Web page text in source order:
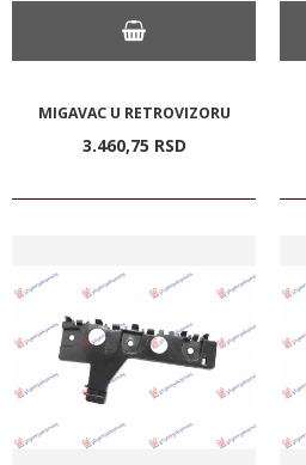
MIGAVAC U RETROVIZORU
3.460,75 RSD